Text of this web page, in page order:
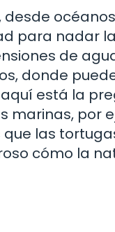
para nadar
de
donde
está la
marinas, por
las
cómo la